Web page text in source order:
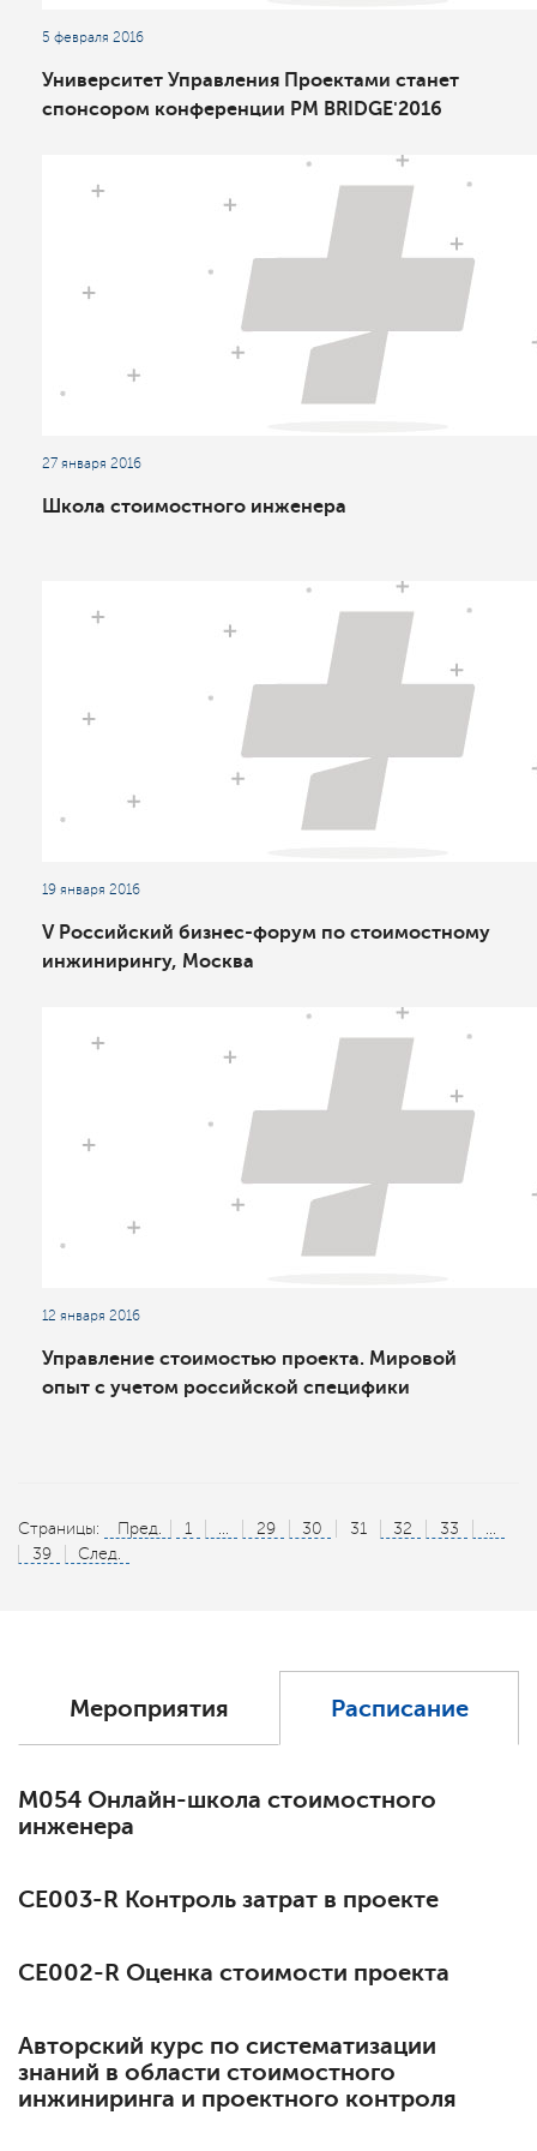
5 февраля 2016
Университет Управления Проектами станет
спонсором конференции PM BRIDGE'2016
27 января 2016
Школа стоимостного инженера
19 января 2016
V Российский бизнес-форум по стоимостному
инжинирингу, Москва
12 января 2016
Управление стоимостью проекта. Мировой
опыт с учетом российской специфики
Страницы: Пред. 1 ... 29 30 31 32 33
...
39
След.
Мероприятия Расписание
М054 Онлайн-школа стоимостного
инженера
СЕ003-R Контроль затрат в проекте
СЕ002-R Оценка стоимости проекта
Авторский курс по систематизации
знаний в области стоимостного
инжиниринга и проектного контроля